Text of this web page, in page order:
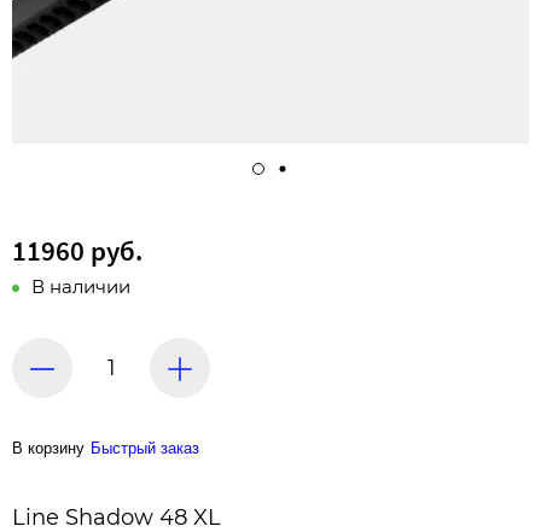
11960 руб.
В наличии
В корзину Быстрый заказ
Line Shadow 48 XL